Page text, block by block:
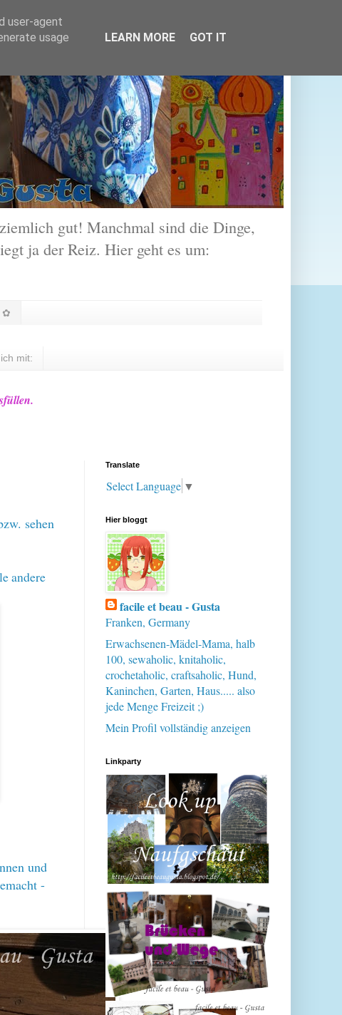
gut! Manchmal sind die Dinge,
ja der Reiz. Hier geht es um:
✿
mit:
sehen
andere
und
-
Translate
Select Language ▼
Hier bloggt
facile et beau - Gusta
Franken, Germany
Erwachsenen-Mädel-Mama, halb
100, sewaholic, knitaholic,
crochetaholic, craftsaholic, Hund,
Kaninchen, Garten, Haus..... also
jede Menge Freizeit ;)
Mein Profil vollständig anzeigen
Linkparty
user-agent
usage
LEARN MORE GOT IT